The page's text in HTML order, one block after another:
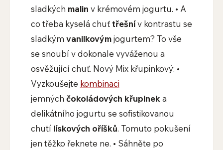
sladkých malin v krémovém jogurtu. • A
co třeba kyselá chuťtřešnív kontrastu se
sladkým vanilkovýmjogurtem? To vše
se snoubí v dokonale vyváženou a
osvěžující chuť. Nový Mix křupinkový: •
Vyzkoušejte kombinaci
jemných čokoládových křupineka
delikátního jogurtu se sofistikovanou
chutí lískových oříšků. Tomuto pokušení
jen těžko řeknete ne. • Sáhněte po